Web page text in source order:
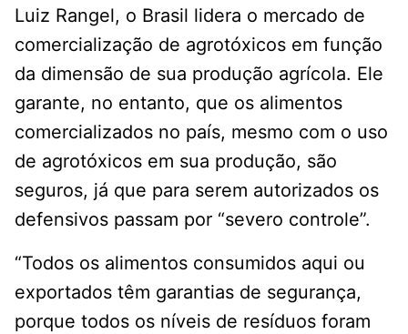
Luiz Rangel, o Brasil lidera o mercado de
comercialização de agrotóxicos em função
da dimensão de sua produção agrícola. Ele
garante, no entanto, que os alimentos
comercializados no país, mesmo com o uso
de agrotóxicos em sua produção, são
seguros, já que para serem autorizados os
defensivos passam por “severo controle”.
“Todos os alimentos consumidos aqui ou
exportados têm garantias de segurança,
porque todos os níveis de resíduos foram